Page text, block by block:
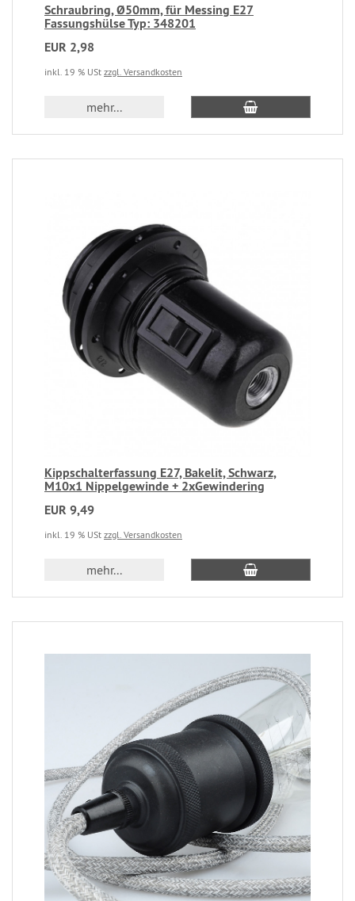
Schraubring, Ø50mm, für Messing E27
Fassungshülse Typ: 348201
EUR 2,98
inkl. 19 % USt zzgl. Versandkosten
mehr...
Kippschalterfassung E27, Bakelit, Schwarz,
M10x1 Nippelgewinde + 2xGewindering
EUR 9,49
inkl. 19 % USt zzgl. Versandkosten
mehr...